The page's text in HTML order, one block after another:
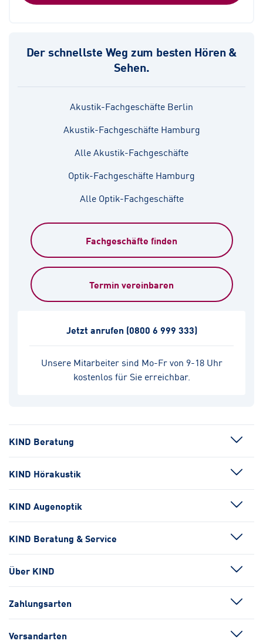
Der schnellste Weg zum besten Hören &
Sehen.
Akustik-Fachgeschäfte Berlin
Akustik-Fachgeschäfte Hamburg
Alle Akustik-Fachgeschäfte
Optik-Fachgeschäfte Hamburg
Alle Optik-Fachgeschäfte
Fachgeschäfte finden
Termin vereinbaren
Unsere Mitarbeiter sind Mo-Fr von 9-18 Uhr
kostenlos für Sie erreichbar.
Jetzt anrufen (0800 6 999 333)
KIND Beratung
KIND Hörakustik
KIND Augenoptik
KIND Beratung & Service
Über KIND
Zahlungsarten
Versandarten